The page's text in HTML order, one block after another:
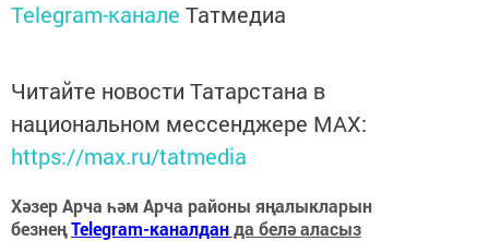
Telegram-канале Татмедиа
Читайте новости Татарстана в
национальном мессенджере MАХ:
https://max.ru/tatmedia
Хәзер Арча һәм Арча районы яңалыкларын
безнеңTelegram-каналданда белә аласыз